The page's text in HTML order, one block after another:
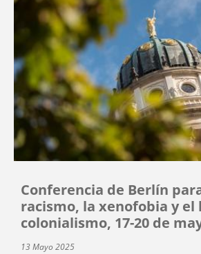
Conferencia de Berlín
racismo, la xenofobia y el
colonialismo, 17-20 de
13 Mayo 2025